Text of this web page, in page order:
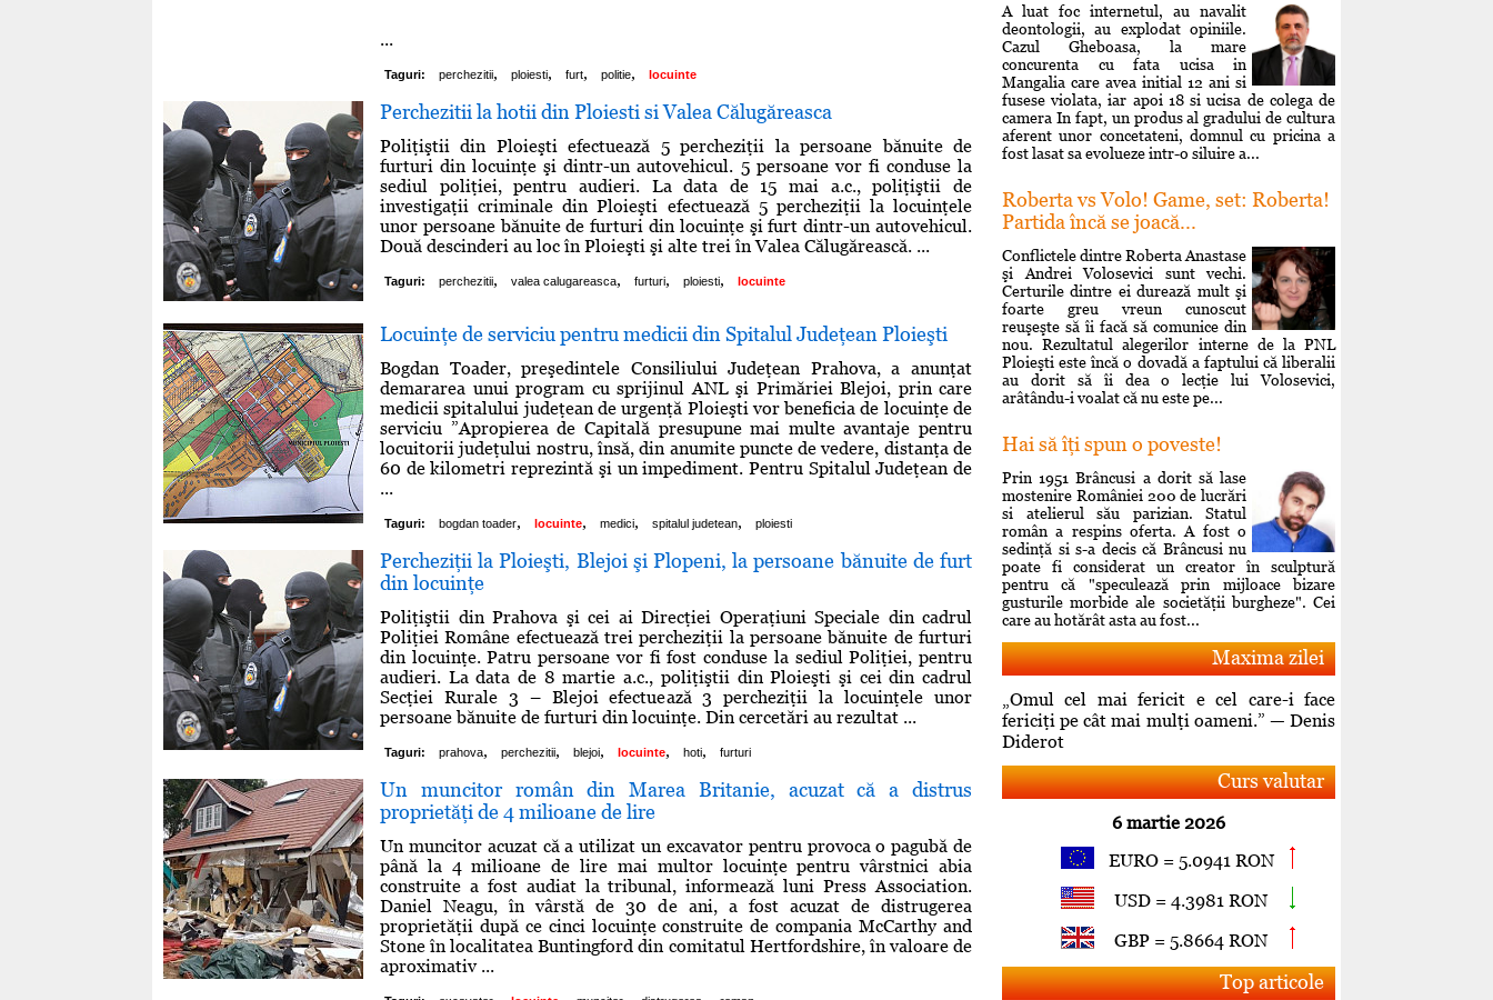
...
Taguri: perchezitii, ploiesti, furt, politie, locuinte
Perchezitii la hotii din Ploiesti si Valea Călugăreasca
Poliţiştii din Ploieşti efectuează 5 percheziţii la persoane bănuite de
furturi din locuinţe şi dintr-un autovehicul. 5 persoane vor fi conduse la
sediul poliţiei, pentru audieri. La data de 15 mai a.c., poliţiştii de
investigaţii criminale din Ploieşti efectuează 5 percheziţii la locuinţele
unor persoane bănuite de furturi din locuinţe şi furt dintr-un autovehicul.
Două descinderi au loc în Ploieşti şi alte trei în Valea Călugărească. ...
Taguri: perchezitii, valea calugareasca, furturi, ploiesti, locuinte
Locuinţe de serviciu pentru medicii din Spitalul Judeţean Ploieşti
Bogdan Toader, preşedintele Consiliului Judeţean Prahova, a anunţat
demararea unui program cu sprijinul ANL şi Primăriei Blejoi, prin care
medicii spitalului judeţean de urgenţă Ploieşti vor beneficia de locuinţe de
serviciu ”Apropierea de Capitală presupune mai multe avantaje pentru
locuitorii judeţului nostru, însă, din anumite puncte de vedere, distanţa de
60 de kilometri reprezintă şi un impediment. Pentru Spitalul Judeţean de
...
Taguri: bogdan toader, locuinte, medici, spitalul judetean, ploiesti
Percheziţii la Ploieşti, Blejoi şi Plopeni, la persoane bănuite de furt
din locuinţe
Poliţiştii din Prahova şi cei ai Direcţiei Operaţiuni Speciale din cadrul
Poliţiei Române efectuează trei percheziţii la persoane bănuite de furturi
din locuinţe. Patru persoane vor fi fost conduse la sediul Poliţiei, pentru
audieri. La data de 8 martie a.c., poliţiştii din Ploieşti şi cei din cadrul
Secţiei Rurale 3 – Blejoi efectuează 3 percheziţii la locuinţele unor
persoane bănuite de furturi din locuinţe. Din cercetări au rezultat ...
Taguri: prahova, perchezitii, blejoi, locuinte, hoti, furturi
Un muncitor român din Marea Britanie, acuzat că a distrus
proprietăţi de 4 milioane de lire
Un muncitor acuzat că a utilizat un excavator pentru provoca o pagubă de
până la 4 milioane de lire mai multor locuinţe pentru vârstnici abia
construite a fost audiat la tribunal, informează luni Press Association.
Daniel Neagu, în vârstă de 30 de ani, a fost acuzat de distrugerea
proprietăţii după ce cinci locuinţe construite de compania McCarthy and
Stone în localitatea Buntingford din comitatul Hertfordshire, în valoare de
aproximativ ...
A luat foc internetul, au navalit
deontologii, au explodat opiniile.
Cazul Gheboasa, la mare
concurenta cu fata ucisa in
Mangalia care avea initial 12 ani si
fusese violata, iar apoi 18 si ucisa de colega de
camera In fapt, un produs al gradului de cultura
aferent unor concetateni, domnul cu pricina a
fost lasat sa evolueze intr-o siluire a...
Roberta vs Volo! Game, set: Roberta!
Partida încă se joacă...
Conflictele dintre Roberta Anastase
şi Andrei Volosevici sunt vechi.
Certurile dintre ei durează mult şi
foarte greu vreun cunoscut
reuşeşte să îi facă să comunice din
nou. Rezultatul alegerilor interne de la PNL
Ploieşti este încă o dovadă a faptului că liberalii
au dorit să îi dea o lecţie lui Volosevici,
arâtându-i voalat că nu este pe...
Hai să îţi spun o poveste!
Prin 1951 Brâncusi a dorit să lase
mostenire României 200 de lucrări
si atelierul său parizian. Statul
român a respins oferta. A fost o
sedinţă si s-a decis că Brâncusi nu
poate fi considerat un creator în sculptură
pentru că "speculează prin mijloace bizare
gusturile morbide ale societăţii burgheze". Cei
care au hotărât asta au fost...
Maxima zilei
„Omul cel mai fericit e cel care-i face
fericiţi pe cât mai mulţi oameni.” — Denis
Diderot
Curs valutar
6 martie 2026
EURO = 5.0941 RON
USD = 4.3981 RON
GBP = 5.8664 RON
Top articole